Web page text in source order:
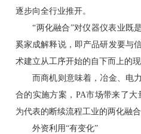
逐步向全行业推开。
“两化融合”对仪器仪表业既是
奚家成解释说，即产品研发要与
术建立从工序开始的自下而上的现
而商机则意味着，冶金、电力
合的实施方案，PA市场带来了
为代表的断续流程工业的两化融
外资利用“有变化”